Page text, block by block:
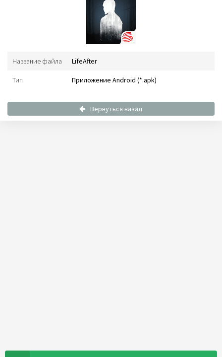
Название файла LifeAfter
Тип Приложение Android (*.apk)
Вернуться назад